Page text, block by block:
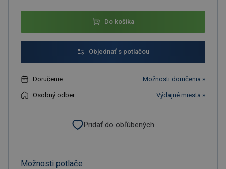
Do košíka
Objednať s potlačou
Doručenie Možnosti doručenia »
Osobný odber Výdajné miesta »
Pridať do obľúbených
Možnosti potlače